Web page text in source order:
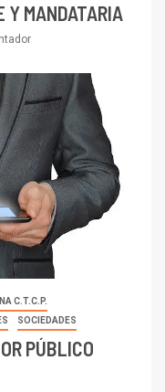
Y MANDATARIA
C.T.C.P.
SOCIEDADES
PÚBLICO